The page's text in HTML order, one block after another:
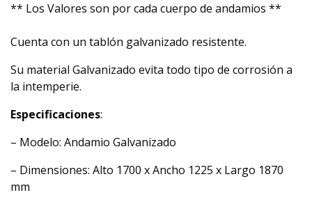
** Los Valores son por cada cuerpo de andamios **
Cuenta con un tablón galvanizado resistente.
Su material Galvanizado evita todo tipo de corrosión a
la intemperie.
Especificaciones:
– Modelo: Andamio Galvanizado
– Dimensiones: Alto 1700 x Ancho 1225 x Largo 1870
mm